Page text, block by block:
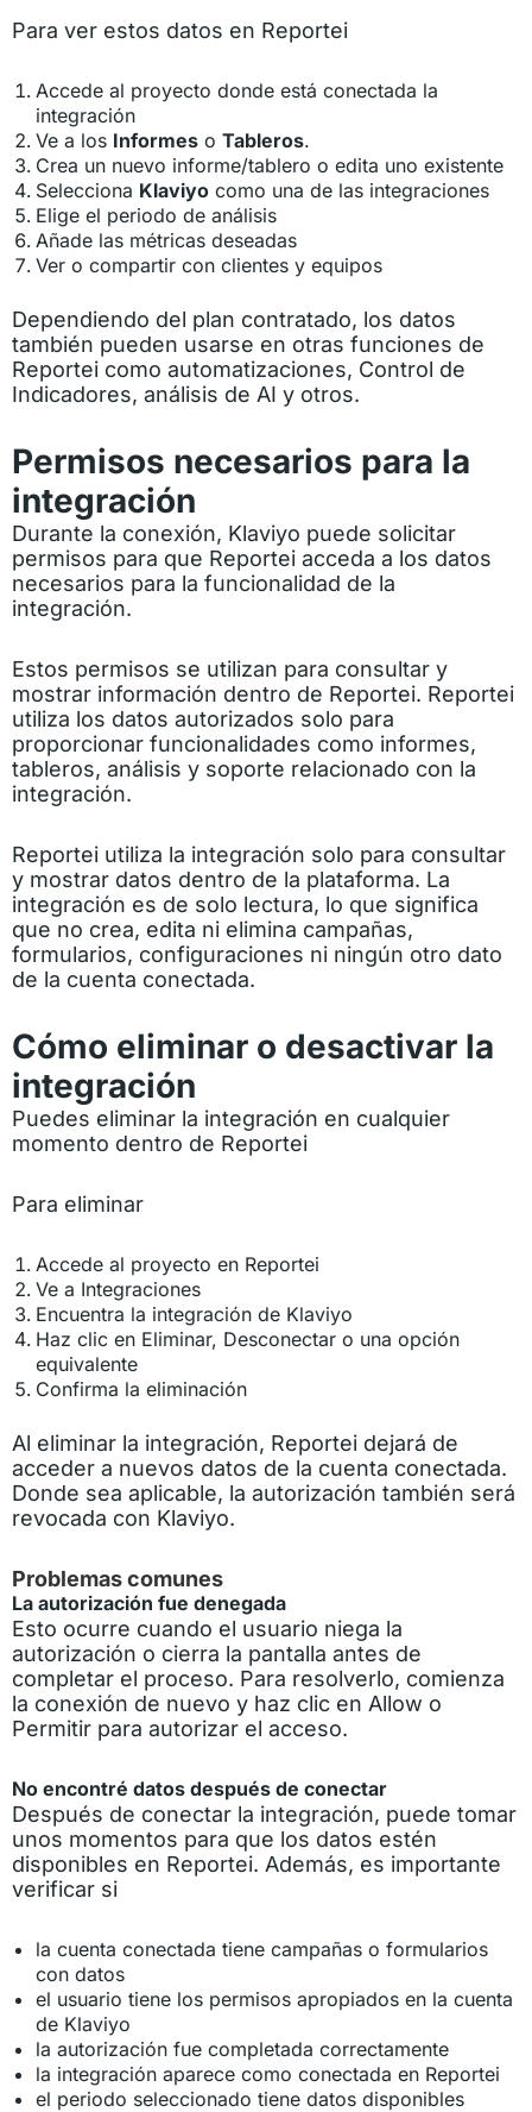
Para ver estos datos en Reportei
Accede al proyecto donde está conectada la
integración
Ve a los Informes o Tableros.
Crea un nuevo informe/tablero o edita uno existente
Selecciona Klaviyo como una de las integraciones
Elige el periodo de análisis
Añade las métricas deseadas
Ver o compartir con clientes y equipos
Dependiendo del plan contratado, los datos
también pueden usarse en otras funciones de
Reportei como automatizaciones, Control de
Indicadores, análisis de AI y otros.
Permisos necesarios para la
integración
Durante la conexión, Klaviyo puede solicitar
permisos para que Reportei acceda a los datos
necesarios para la funcionalidad de la
integración.
Estos permisos se utilizan para consultar y
mostrar información dentro de Reportei. Reportei
utiliza los datos autorizados solo para
proporcionar funcionalidades como informes,
tableros, análisis y soporte relacionado con la
integración.
Reportei utiliza la integración solo para consultar
y mostrar datos dentro de la plataforma. La
integración es de solo lectura, lo que significa
que no crea, edita ni elimina campañas,
formularios, configuraciones ni ningún otro dato
de la cuenta conectada.
Cómo eliminar o desactivar la
integración
Puedes eliminar la integración en cualquier
momento dentro de Reportei
Para eliminar
Accede al proyecto en Reportei
Ve a Integraciones
Encuentra la integración de Klaviyo
Haz clic en Eliminar, Desconectar o una opción
equivalente
Confirma la eliminación
Al eliminar la integración, Reportei dejará de
acceder a nuevos datos de la cuenta conectada.
Donde sea aplicable, la autorización también será
revocada con Klaviyo.
Problemas comunes
La autorización fue denegada
Esto ocurre cuando el usuario niega la
autorización o cierra la pantalla antes de
completar el proceso. Para resolverlo, comienza
la conexión de nuevo y haz clic en Allow o
Permitir para autorizar el acceso.
No encontré datos después de conectar
Después de conectar la integración, puede tomar
unos momentos para que los datos estén
disponibles en Reportei. Además, es importante
verificar si
la cuenta conectada tiene campañas o formularios
con datos
el usuario tiene los permisos apropiados en la cuenta
de Klaviyo
la autorización fue completada correctamente
la integración aparece como conectada en Reportei
el periodo seleccionado tiene datos disponibles